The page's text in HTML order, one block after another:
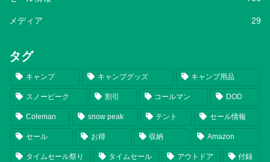
メディア 29
タグ
キャンプ キャンプグッズ キャンプ用品
スノーピーク 割引 コールマン DOD
Coleman snow peak テント セール情報
セール お得 収納 Amazon
タイムセール祭り タイムセール アウトドア 付録